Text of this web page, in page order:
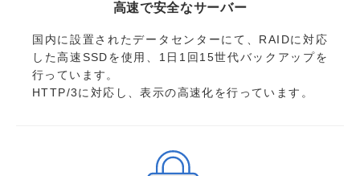
高速で安全なサーバー
国内に設置されたデータセンターにて、RAIDに対応
した高速SSDを使用、1日1回15世代バックアップを
行っています。
HTTP/3に対応し、表示の高速化を行っています。